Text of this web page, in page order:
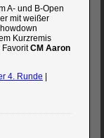
A- und B-Open
mit weißer
Kurzremis
FavoritCM Aaron
4. Runde |